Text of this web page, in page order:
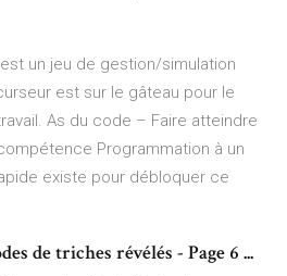
un jeu de gestion/simulation
est sur le gâteau pour le
As du code – Faire atteindre
Programmation à un
existe pour débloquer ce
de triches révélés - Page 6 ...